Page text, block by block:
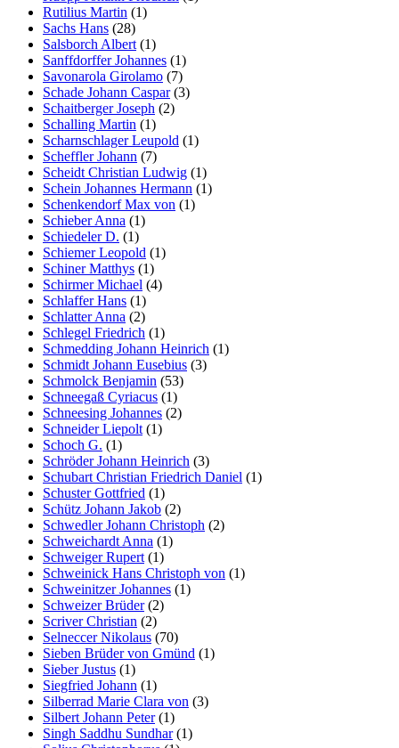
Rutilius Martin (1)
Sachs Hans (28)
Salsborch Albert (1)
Sanffdorffer Johannes (1)
Savonarola Girolamo (7)
Schade Johann Caspar(3)
Schaitberger Joseph (2)
Schalling Martin (1)
Scharnschlager Leupold (1)
Scheffler Johann (7)
Scheidt Christian Ludwig (1)
Schein Johannes Hermann (1)
Schenkendorf Max von (1)
Schieber Anna (1)
Schiedeler D. (1)
Schiemer Leopold (1)
Schiner Matthys (1)
Schirmer Michael (4)
Schlaffer Hans (1)
Schlatter Anna (2)
Schlegel Friedrich (1)
Schmedding Johann Heinrich (1)
Schmidt Johann Eusebius (3)
Schmolck Benjamin (53)
Schneegaß Cyriacus (1)
Schneesing Johannes (2)
Schneider Liepolt (1)
Schoch G. (1)
Schröder Johann Heinrich (3)
Schubart Christian Friedrich Daniel (1)
Schuster Gottfried (1)
Schütz Johann Jakob (2)
Schwedler Johann Christoph (2)
Schweichardt Anna (1)
Schweiger Rupert (1)
Schweinick Hans Christoph von (1)
Schweinitzer Johannes (1)
Schweizer Brüder(2)
Scriver Christian (2)
Selneccer Nikolaus (70)
Sieben Brüder von Gmünd (1)
Sieber Justus (1)
Siegfried Johann (1)
Silberrad Marie Clara von (3)
Silbert Johann Peter(1)
Singh Saddhu Sundhar(1)